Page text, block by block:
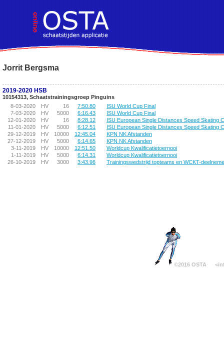
Jorrit Bergsma
2019-2020 HSB
10154313, Schaatstrainingsgroep Pinguins
8-03-2020
HV 16 7:50.80
ISU World Cup Final
7-03-2020
HV 5000 6:16.43
ISU World Cup Final
12-01-2020
HV 16 8:28.12
ISU European Single Distances Speed Skating
11-01-2020
HV 5000 6:12.51
ISU European Single Distances Speed Skating
29-12-2019
HV 10000 12:45.04
KPN NK Afstanden
27-12-2019
HV 5000 6:14.65
KPN NK Afstanden
3-11-2019
HV 10000 12:51.50
Worldcup Kwalificatietoernooi
1-11-2019
HV 5000 6:14.31
Worldcup Kwalificatietoernooi
26-10-2019
HV 3000 3:43.96 Trainingswedstrijd topteams en WCKT-
©2016 OSTA